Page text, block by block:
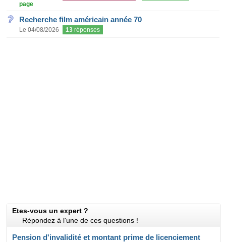
page
Recherche film américain année 70
Le 04/08/2026 13 réponses
Etes-vous un expert ?
Répondez à l'une de ces questions !
Pension d'invalidité et montant prime de licenciement